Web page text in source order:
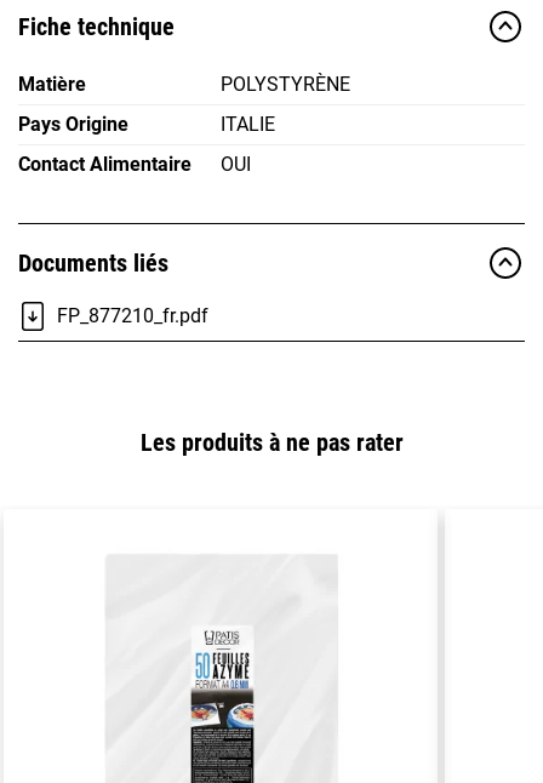
Fiche technique
Matière
POLYSTYRÈNE
Pays Origine
ITALIE
Contact Alimentaire
OUI
Documents liés
FP_877210_fr.pdf
Les produits à ne pas rater